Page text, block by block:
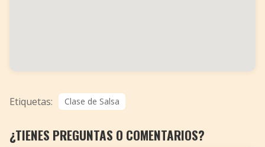
Etiquetas: Clase de Salsa
¿TIENES PREGUNTAS O COMENTARIOS?